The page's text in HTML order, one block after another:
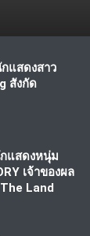
แสดงสาว
สังกัด
แสดงหนุ่ม
เจ้าของผล
Land